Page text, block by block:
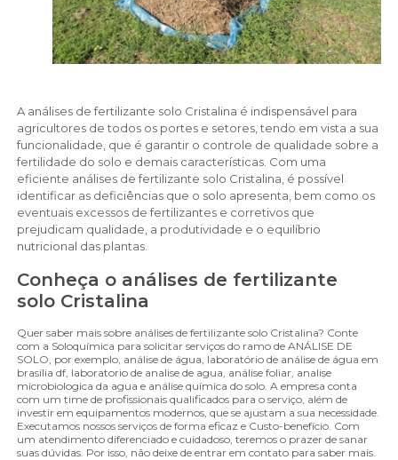
A análises de fertilizante solo Cristalina é indispensável para
agricultores de todos os portes e setores, tendo em vista a sua
funcionalidade, que é garantir o controle de qualidade sobre a
fertilidade do solo e demais características. Com uma
eficiente análises de fertilizante solo Cristalina, é possível
identificar as deficiências que o solo apresenta, bem como os
eventuais excessos de fertilizantes e corretivos que
prejudicam qualidade, a produtividade e o equilíbrio
nutricional das plantas.
Conheça o análises de fertilizante
solo Cristalina
Quer saber mais sobre análises de fertilizante solo Cristalina? Conte
com a Soloquímica para solicitar serviços do ramo de ANÁLISE DE
SOLO, por exemplo, análise de água, laboratório de análise de água em
brasília df, laboratorio de analise de agua, análise foliar, analise
microbiologica da agua e análise química do solo. A empresa conta
com um time de profissionais qualificados para o serviço, além de
investir em equipamentos modernos, que se ajustam a sua necessidade.
Executamos nossos serviços de forma eficaz e Custo-benefício. Com
um atendimento diferenciado e cuidadoso, teremos o prazer de sanar
suas dúvidas. Por isso, não deixe de entrar em contato para saber mais.